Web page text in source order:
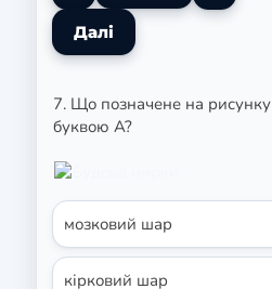
7. Що позначене на рисунку
буквою А?
мозковий шар
кірковий шар